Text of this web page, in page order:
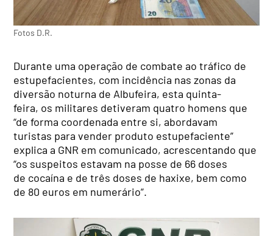
Fotos D.R.
Durante uma operação de combate ao tráfico de
estupefacientes, com incidência nas zonas da
diversão noturna de Albufeira, esta quinta-
feira, os militares detiveram quatro homens que
“de forma coordenada entre si, abordavam
turistas para vender produto estupefaciente”
explica a GNR em comunicado, acrescentando que
“os suspeitos estavam na posse de 66 doses
de cocaína e de três doses de haxixe, bem como
de 80 euros em numerário”.